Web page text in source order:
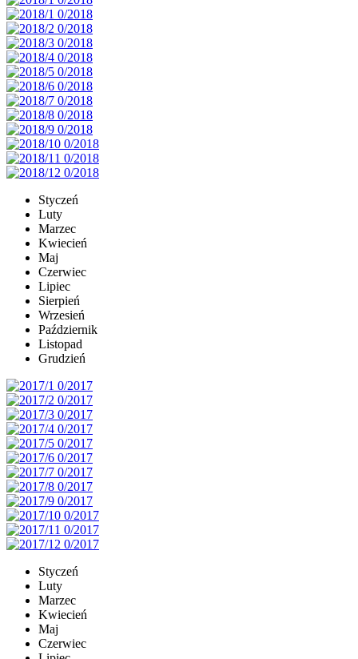
Styczeń
Luty
Marzec
Kwiecień
Maj
Czerwiec
Lipiec
Sierpień
Wrzesień
Październik
Listopad
Grudzień
Styczeń
Luty
Marzec
Kwiecień
Maj
Czerwiec